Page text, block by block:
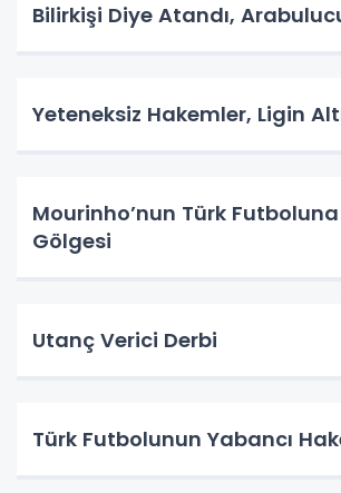
Bilirkişi Diye Atandı,
Yeteneksiz Hakemler, Ligin
Mourinho’nun Türk
Gölgesi
Utanç Verici Derbi
Türk Futbolunun Yabancı